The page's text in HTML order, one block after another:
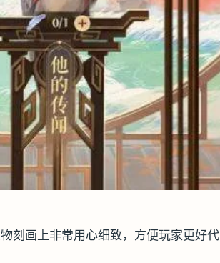
刻画上非常用心细致，方便玩家更好代